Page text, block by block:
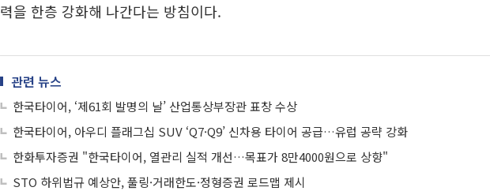
력을 한층 강화해 나간다는 방침이다.
관련 뉴스
한국타이어, ‘제61회 발명의 날’ 산업통상부장관 표창 수상
한국타이어, 아우디 플래그십 SUV ‘Q7·Q9’ 신차용 타이어 공급…유럽 공략 강화
한화투자증권 "한국타이어, 열관리 실적 개선…목표가 8만4000원으로 상향"
STO 하위법규 예상안, 풀링·거래한도·정형증권 로드맵 제시